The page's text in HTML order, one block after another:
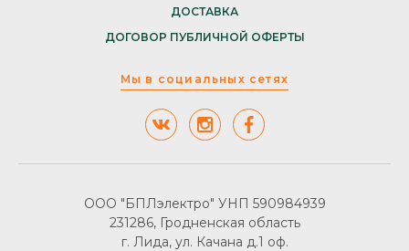
ДОСТАВКА
ДОГОВОР ПУБЛИЧНОЙ ОФЕРТЫ
Мы в социальных сетях
ООО "БПЛэлектро" УНП 590984939
231286, Гродненская область
г. Лида, ул. Качана д.1 оф.